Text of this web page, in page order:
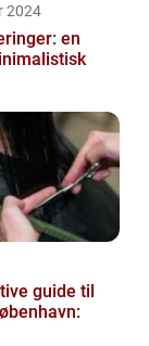
2024
en
guide til